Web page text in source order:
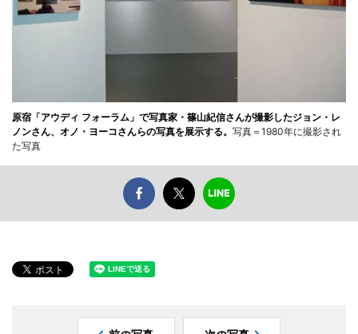
原宿「アウディ フォーラム」で写真家・篠山紀信さんが撮影したジョン・レ
ノンさん、オノ・ヨーコさんらの写真を展示する。 写真＝1980年に撮影され
た写真